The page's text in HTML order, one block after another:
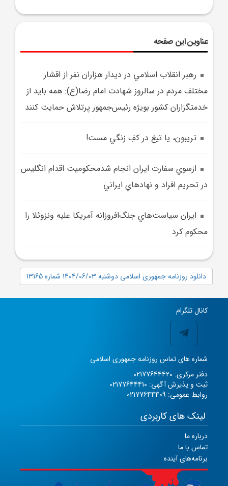
عناوین این صفحه
رهبر انقلاب اسلامي در ديدار هزاران نفر از اقشار
مختلف مردم در سالروز شهادت امام رضا(ع): همه بايد از
خدمتگزاران کشور بويژه رئيس‌جمهور پرتلاش حمايت کنند
تريبون، يا تيغ در کفِ زنگي مست!
ازسوي سفارت ايران انجام شدمحکوميت اقدام انگليس
در تحريم افراد و نهادهاي ايراني
ايران سياست‌هاي جنگ‌افروزانه آمريکا عليه ونزوئلا را
محکوم کرد
دانلود روزنامه جمهوری اسلامی دوشنبه 1404/06/03 شماره 13165
کانال تلگرام
شماره های تماس روزنامه جمهوری اسلامی
دفتر مرکزی: 02177644420
ثبت و پذیرش آگهی: 02177644410
روابط عمومی: 02177644409
لینک های کاربردی
درباره ما
تماس با ما
برنامه‌های آینده